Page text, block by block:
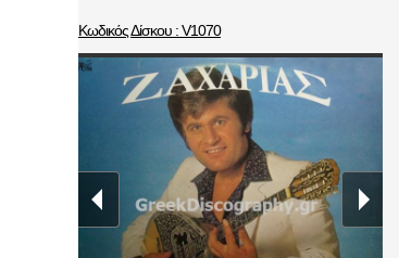
Κωδικός Δίσκου : V1070